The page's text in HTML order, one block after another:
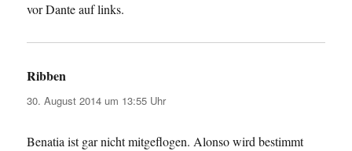
vor Dante auf links.
Ribben
30. August 2014 um 13:55 Uhr
Benatia ist gar nicht mitgeflogen. Alonso wird bestimmt